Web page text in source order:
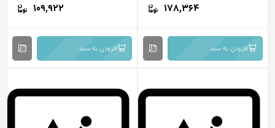
178,364
افزودن به سبد
109,922
افزودن به سبد